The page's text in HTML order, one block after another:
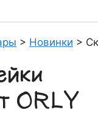
> Новинки >
ORLY